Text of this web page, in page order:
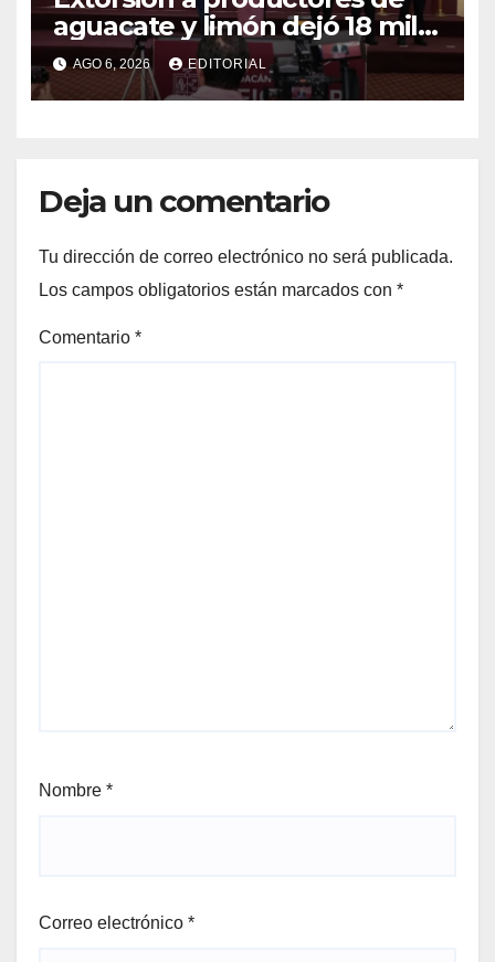
aguacate y limón dejó 18 mil
mdp a red del caso Carlos
Manzo
AGO 6, 2026 EDITORIAL
Deja un comentario
Tu dirección de correo electrónico no será publicada.
Los campos obligatorios están marcados con *
Comentario *
Nombre *
Correo electrónico *